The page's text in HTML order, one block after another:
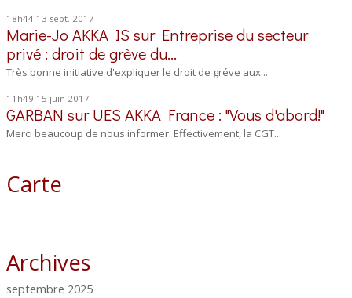
18h44 13 sept. 2017
Marie-Jo AKKA IS sur Entreprise du secteur
privé : droit de grève du...
Très bonne initiative d'expliquer le droit de gréve aux...
11h49 15 juin 2017
GARBAN surUES AKKA France : "Vous d'abord!"
Merci beaucoup de nous informer. Effectivement, la CGT...
Carte
Archives
septembre 2025